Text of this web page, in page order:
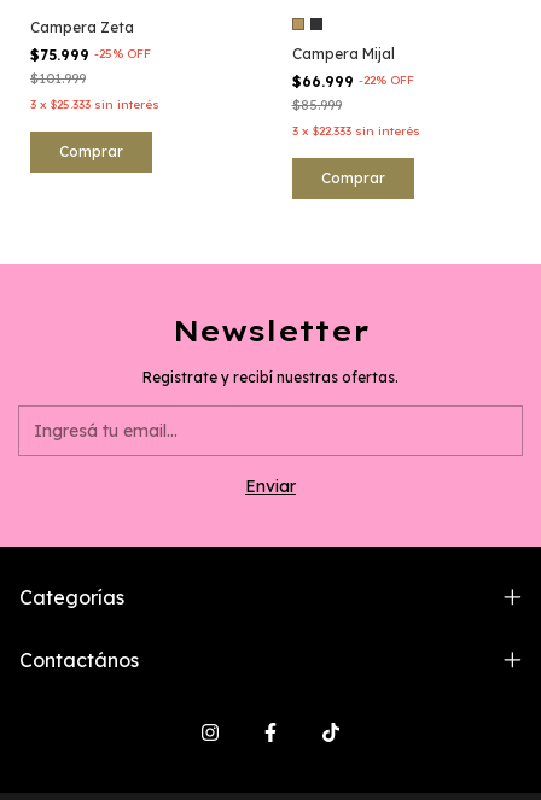
Campera Zeta
$75.999 -25% OFF
$101.999
3 x $25.333 sin interés
Comprar
Campera Mijal
$66.999 -22% OFF
$85.999
3 x $22.333 sin interés
Comprar
Newsletter
Registrate y recibí nuestras ofertas.
Categorías
Contactános